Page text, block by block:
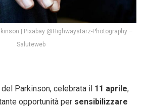
| Pixabay @Highwaystarz-Photography –
Saluteweb
Parkinson, celebrata il 11 aprile,
opportunità per sensibilizzare